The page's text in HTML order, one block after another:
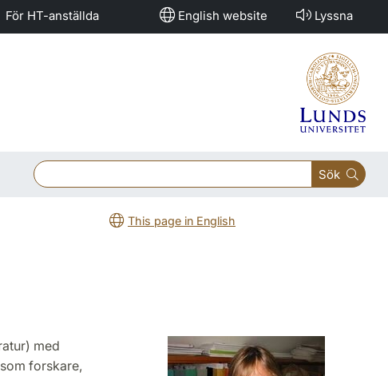
För HT-anställda English website Lyssna
Sök
This page in English
med
forskare,